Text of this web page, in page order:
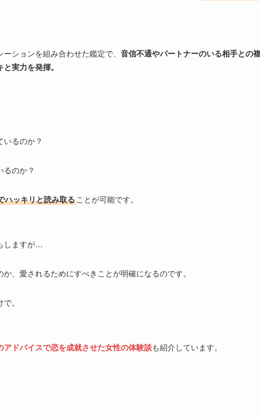
ションを組み合わせた鑑定で、 音信不通やパートナーのいる相手との
実力を発揮。
いるのか？
るのか？
ハッキリと読み取る ことが可能です。
しますが…
、愛されるためにすべきことが明確になるのです。
。
アドバイスで恋を成就させた女性の体験談も紹介しています。